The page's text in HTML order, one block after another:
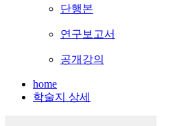
단행본
연구보고서
공개강의
home
학술지 상세